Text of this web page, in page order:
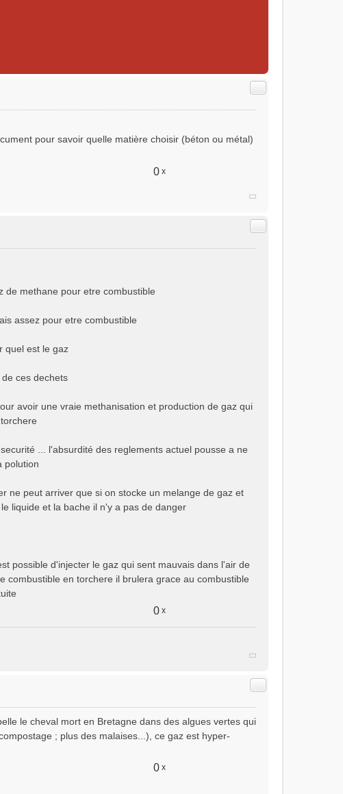
Citer
pour savoir quelle matière choisir (béton ou métal)
0 x
Citer
de methane pour etre combustible
assez pour etre combustible
quel est le gaz
ces dechets
avoir une vraie methanisation et production de gaz qui
... l'absurdité des reglements actuel pousse a ne
polution
ne peut arriver que si on stocke un melange de gaz et
liquide et la bache il n'y a pas de danger
possible d'injecter le gaz qui sent mauvais dans l'air de
combustible en torchere il brulera grace au combustible
0 x
Citer
le cheval mort en Bretagne dans des algues vertes qui
; plus des malaises...), ce gaz est hyper-
0 x